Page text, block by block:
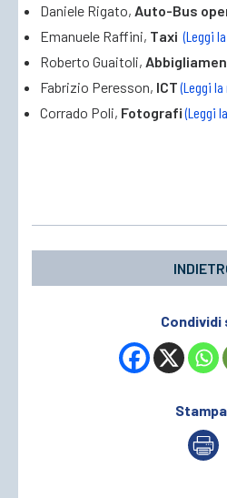
Daniele Rigato, Auto-Bus
Emanuele Raffini, Taxi(Leggi
Roberto Guaitoli,
Fabrizio Peresson, ICT(Leggi
Corrado Poli, Fotografi (Leggi
Condividi